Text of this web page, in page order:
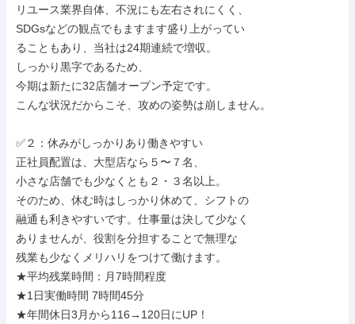
リユース業界自体、不況にも左右されにくく、
SDGsなどの観点でもますます盛り上がってい
ることもあり、当社は24期連続で増収。
しっかり黒字であるため、
今期は新たに32店舗オープン予定です。
こんな状況だからこそ、攻めの姿勢は崩しません。
✅️２：休みがしっかりあり働きやすい
正社員配置は、大型店なら５〜７名、
小さな店舗でも少なくとも２・３名以上。
そのため、休む時はしっかり休めて、シフトの
融通も利きやすいです。仕事量は決して少なく
ありませんが、役割を分担することで無理な
残業も少なくメリハリをつけて働けます。
★平均残業時間：月7時間程度
★1日実働時間 7時間45分
★年間休日3月から116→120日にUP！